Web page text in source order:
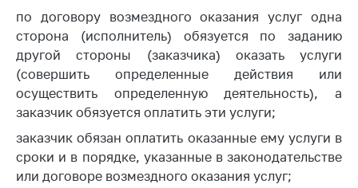
данных
Новости
Обратиться в МАРТ
Личный прием
граждан и юр. лиц
Прямaя телефоннaя
линия
по договору возмездного оказания услуг одна
сторона (исполнитель) обязуется по заданию
другой стороны (заказчика) оказать услуги
(совершить определенные действия или
осуществить определенную деятельность), а
заказчик обязуется оплатить эти услуги;
заказчик обязан оплатить оказанные ему услуги в
сроки и в порядке, указанные в законодательстве
или договоре возмездного оказания услуг;